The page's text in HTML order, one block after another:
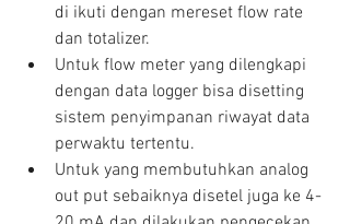
di ikuti dengan mereset flow rate
dan totalizer.
Untuk flow meter yang dilengkapi
dengan data logger bisa disetting
sistem penyimpanan riwayat data
perwaktu tertentu.
Untuk yang membutuhkan analog
out put sebaiknya disetel juga ke 4-